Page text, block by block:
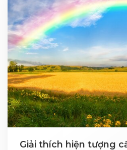
Giải thích hiện tượng